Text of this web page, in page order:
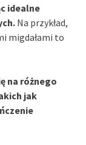
idealne
Na przykład,
migdałami to
na różnego
jak